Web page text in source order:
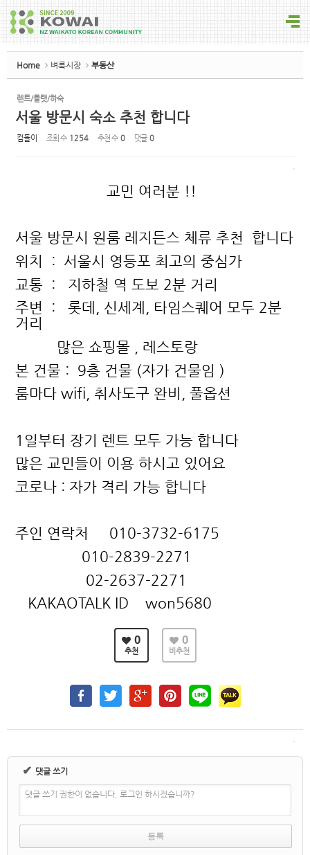
Home 벼룩시장 부동산
렌트/플랫/하숙
서울 방문시 숙소 추천 합니다
컴돌이 조회 수 1254 추천 수 0 댓글 0
교민 여러분 !!
서울 방문시 원룸 레지든스 체류 추천
합니다
위치
: 서울시 영등포 최고의 중심가
교통 : 지하철 역 도보 2분 거리
주변
: 롯데 신세계 타임스퀘어 모두 2분
거리
많은 쇼핑몰
레스토랑
본 건물 : 9층 건물 (자가 건물임 )
룸마다 wifi, 취사도구 완비 풀옵션
1 일부터 장기 렌트 모두 가능 합니다
많은 교민들이 이용 하시고 있어요
코로나 : 자가 격리 가능 합니다
주인 연락처
010-3732-6175
010-2839-2271
02-2637-2271
KAKAOTALK ID
won5680
0
추천
0
비추천
✔ 댓글 쓰기
댓글 쓰기 권한이 없습니다. 로그인 하시겠습니까?
Sketchbook5, 스케치북5
Sketchbook5, 스케치북5